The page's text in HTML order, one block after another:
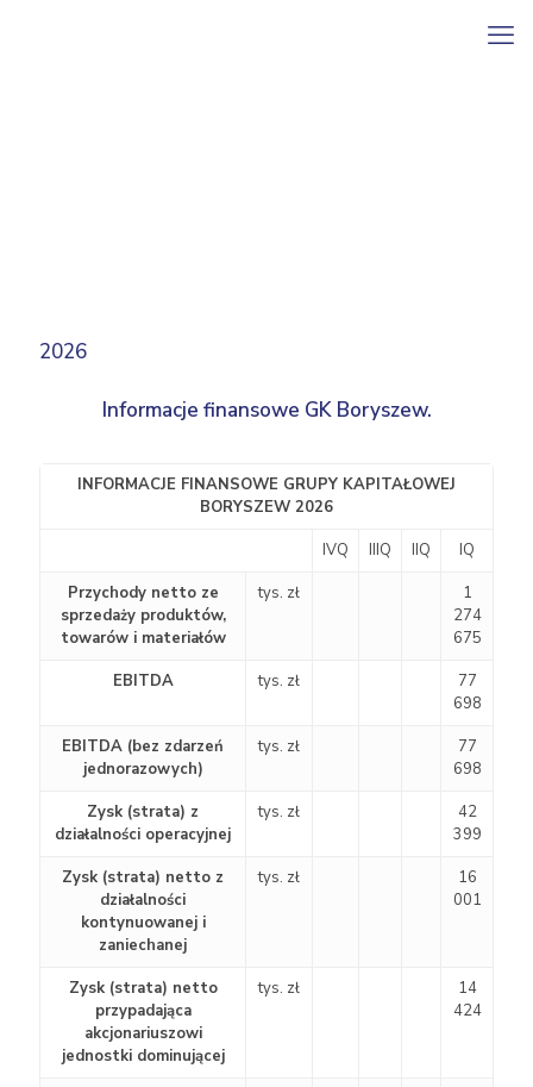
2026
Informacje finansowe GK Boryszew.
INFORMACJE FINANSOWE GRUPY KAPITAŁOWEJ
BORYSZEW 2026
IVQ
IIIQ IIQ
IQ
Przychody netto ze
sprzedaży produktów,
towarów i materiałów
tys. zł
1
274
675
EBITDA
tys. zł
77
698
EBITDA (bez zdarzeń
jednorazowych)
tys. zł
77
698
Zysk (strata) z
działalności operacyjnej
tys. zł
42
399
Zysk (strata) netto z
działalności
kontynuowanej i
zaniechanej
tys. zł
16
001
Zysk (strata) netto
przypadająca
akcjonariuszowi
jednostki dominującej
tys. zł
14
424